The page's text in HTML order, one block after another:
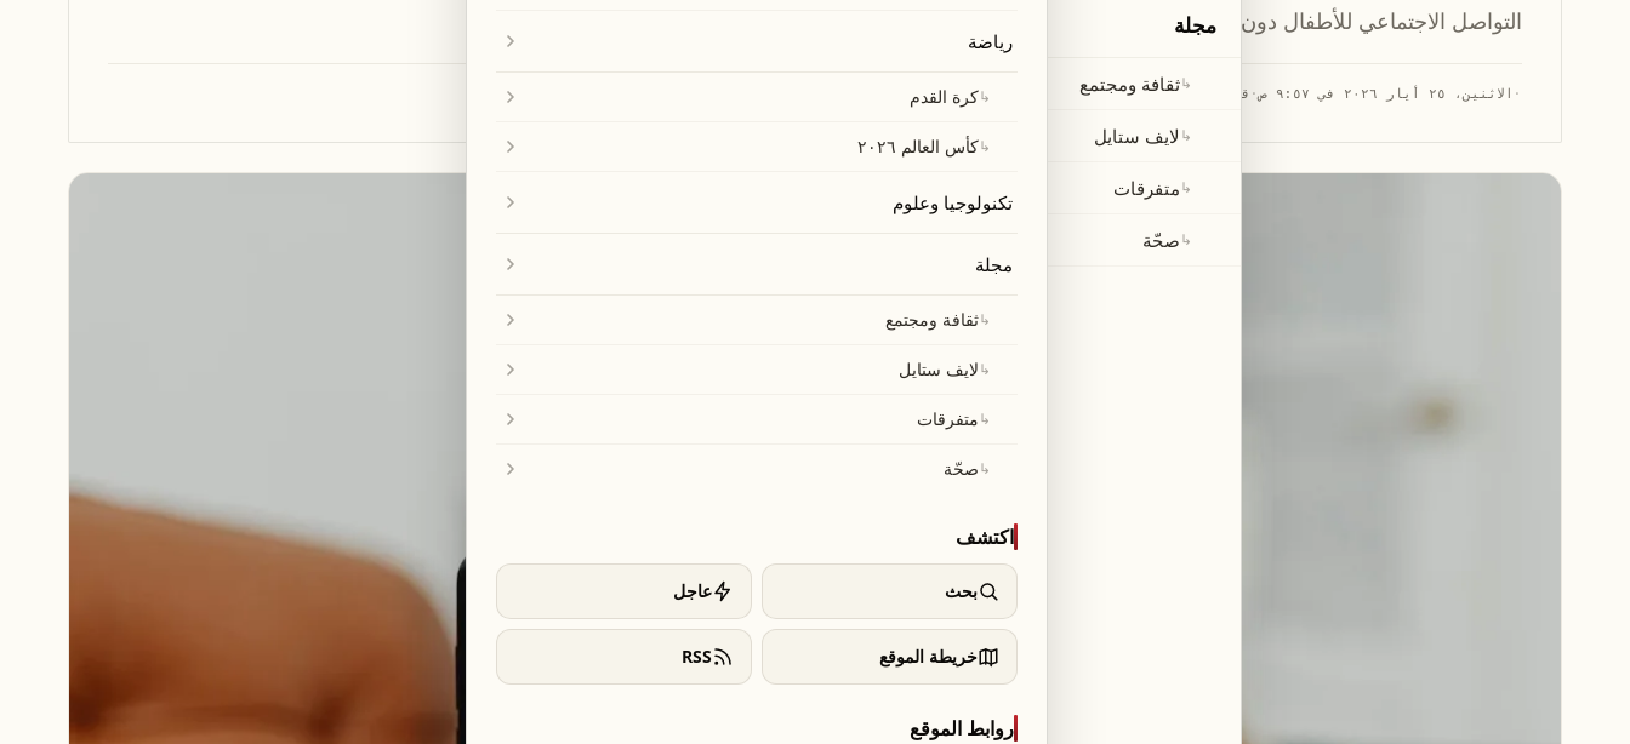
التواصل الاجتماعي للأطفال دون 16 عامًا لمواجهة المخاطر الإلكترونية.
· الاثنين، ٢٥ أيار ٢٠٢٦ في ٩:٥٧ ص · قراءة 1 دقيقة
مجلة
↳ثقافة ومجتمع
↳ لايف ستايل
↳متفرقات
↳صحّة
رياضة
↳كرة القدم
↳كأس العالم ٢٠٢٦
تكنولوجيا وعلوم
مجلة
↳ثقافة ومجتمع
↳لايف ستايل
↳متفرقات
↳صحّة
اكتشف
بحث عاجل
خريطة الموقع RSS
روابط الموقع